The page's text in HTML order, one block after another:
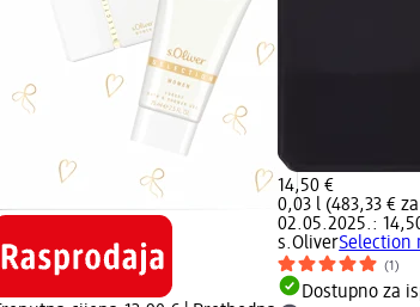
14,50 €
0,03 l (483,33 €
02.05.2025.:
s.OliverSelection
(1)
Dostupno za